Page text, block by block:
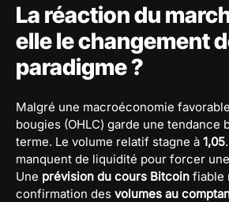
La réaction du
elle le changement
paradigme ?
Malgré une macroéconomie
bougies (OHLC) garde une tendance
terme. Le volume relatif stagne à 1,05
manquent de liquidité pour forcer
Une prévision du cours Bitcoin fiable
confirmation des volumes au